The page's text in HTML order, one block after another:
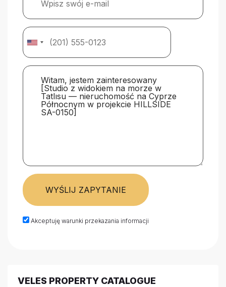
WYŚLIJ ZAPYTANIE
Akceptuję warunki przekazania informacji
VELES PROPERTY CATALOGUE